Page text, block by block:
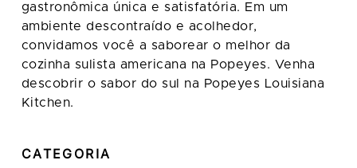
gastronômica única e satisfatória. Em um
ambiente descontraído e acolhedor,
convidamos você a saborear o melhor da
cozinha sulista americana na Popeyes. Venha
descobrir o sabor do sul na Popeyes Louisiana
Kitchen.
CATEGORIA